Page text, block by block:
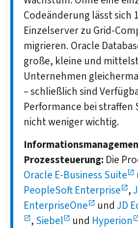
Codeänderung lässt sich
Einzelserver zu Grid-
migrieren. Oracle
große, kleine und
Unternehmen
– schließlich sind
Performance bei
nicht weniger wichtig.
Prozessteuerung: Die
Oracle E-Business Suite
PeopleSoft Enterprise ,
EnterpriseOne
und JD
, Siebel und Hyperion